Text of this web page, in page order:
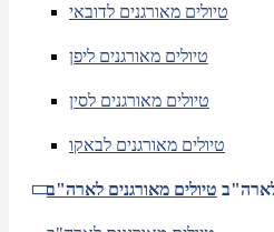
טיולים מאורגנים לדובאי
טיולים מאורגנים ליפן
טיולים מאורגנים לסין
טיולים מאורגנים לבאקו
לארה"ב טיולים מאורגנים לארה"ב